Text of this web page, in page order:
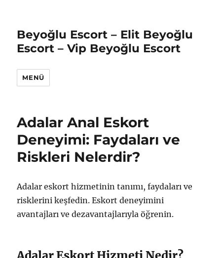
Beyoğlu Escort – Elit Beyoğlu
Escort – Vip Beyoğlu Escort
MENÜ
Adalar Anal Eskort
Deneyimi: Faydaları ve
Riskleri Nelerdir?
Adalar eskort hizmetinin tanımı, faydaları ve
risklerini keşfedin. Eskort deneyimini
avantajları ve dezavantajlarıyla öğrenin.